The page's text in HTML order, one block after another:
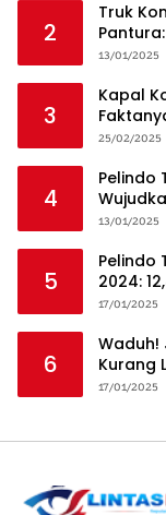
2
Truk
13/01/2025
3
Kapal
25/02/2025
4
Pelindo
Global
13/01/2025
5
Pelindo
2024:
Logistik
17/01/2025
6
Waduh!
Kurang
17/01/2025